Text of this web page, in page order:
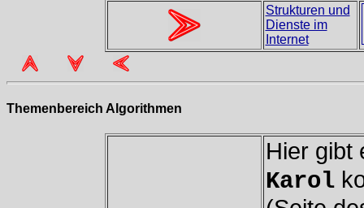
Strukturen und
Dienste im
Internet
Themenbereich Algorithmen
Hier gibt
Karol